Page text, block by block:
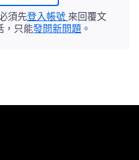
須先登入帳號 來回覆文
，只能發問新問題 。